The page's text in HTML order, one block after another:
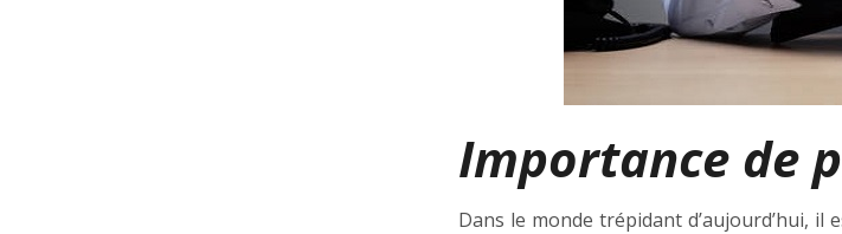
Importance de
Dans le monde trépidant d’aujourd’hui,